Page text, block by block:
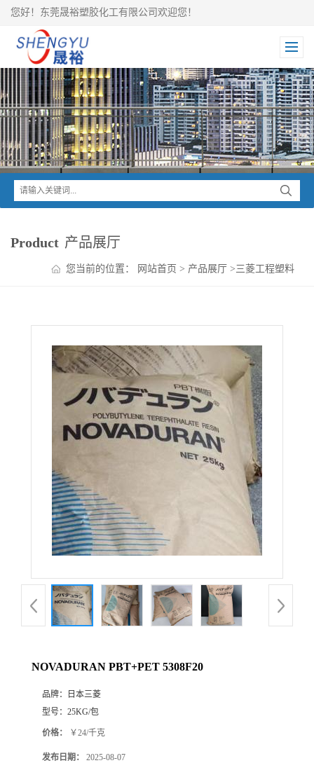
您好！东莞晟裕塑胶化工有限公司欢迎您！
Product 产品展厅
您当前的位置： 网站首页 > 产品展厅 >三菱工程塑料
NOVADURAN PBT+PET 5308F20
品牌：
日本三菱
型号： 25KG/包
价格： ￥24/千克
发布日期： 2025-08-07